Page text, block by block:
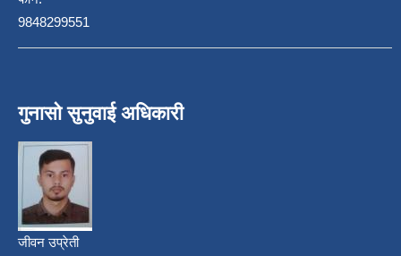
9848299551
गुनासो सुनुवाई अधिकारी
जीवन उप्रेती